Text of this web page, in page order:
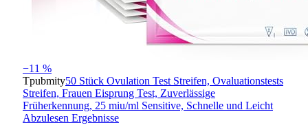
−11 %
Tpubmity50 Stück Ovulation Test Streifen, Ovaluationstests
Streifen, Frauen Eisprung Test, Zuverlässige
Früherkennung, 25 miu/ml Sensitive, Schnelle und Leicht
Abzulesen Ergebnisse